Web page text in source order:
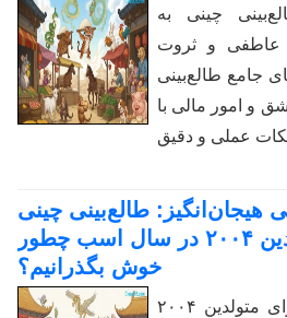
چینی به
عاطفی و ثروت
جامع طالع‌بینی
و امور مالی با
هیجان‌انگیز: طالع‌بینی چینی
۲۰۲۶ برای متولدین ۲۰۰۴ در سال اسب چطور
خوش بگذرانیم؟
طالع‌بینی چینی ۲۰۲۶ برای متولدین ۲۰۰۴